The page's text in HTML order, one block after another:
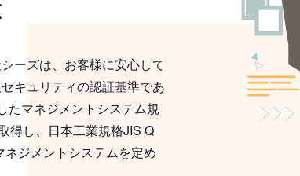
ーズは、お客様に安心して
キュリティの認証基準であ
たマネジメントシステム規
得し、日本工業規格JIS Q
ジメントシステムを定め